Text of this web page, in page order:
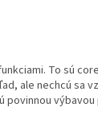
To sú
ale nechcú sa